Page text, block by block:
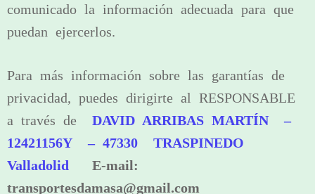
comunicado la información adecuada para que
puedan ejercerlos.
Para más información sobre las garantías de
privacidad, puedes dirigirte al RESPONSABLE
a través de
DAVID ARRIBAS MARTÍN –
12421156Y – 47330 TRASPINEDO
Valladolid E-mail:
transportesdamasa@gmail.com